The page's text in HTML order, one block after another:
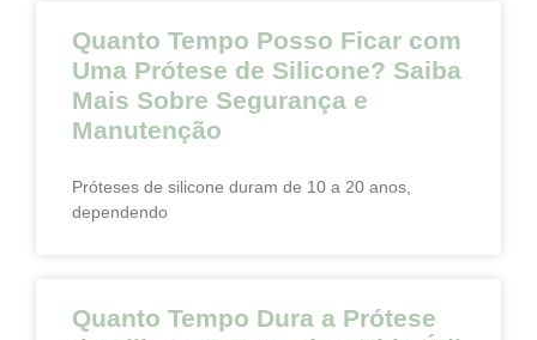
Quanto Tempo Posso Ficar com
Uma Prótese de Silicone? Saiba
Mais Sobre Segurança e
Manutenção
Próteses de silicone duram de 10 a 20 anos,
dependendo
Quanto Tempo Dura a Prótese